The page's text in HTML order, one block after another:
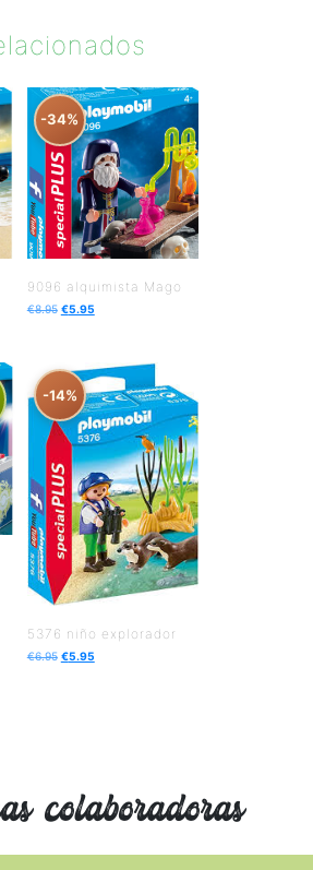
-34%
9096 alquimista Mago
€8.95 €5.95
-14%
5376 niño explorador
€6.95 €5.95
colaboradoras